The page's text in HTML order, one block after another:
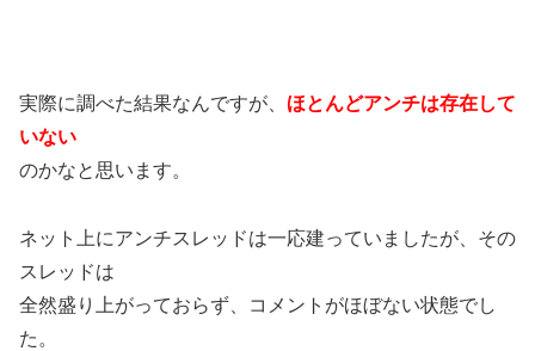
実際に調べた結果なんですが、 ほとんどアンチは存在して
いない
のかなと思います。
ネット上にアンチスレッドは一応建っていましたが、その
スレッドは
全然盛り上がっておらず、コメントがほぼない状態でし
た。